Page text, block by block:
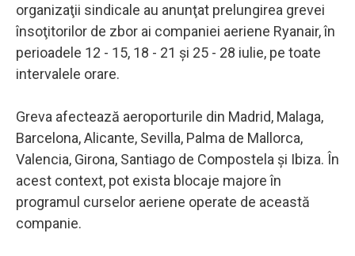
organizaţii sindicale au anunţat prelungirea grevei
însoţitorilor de zbor ai companiei aeriene Ryanair, în
perioadele 12 - 15, 18 - 21 şi 25 - 28 iulie, pe toate
intervalele orare.
Greva afectează aeroporturile din Madrid, Malaga,
Barcelona, Alicante, Sevilla, Palma de Mallorca,
Valencia, Girona, Santiago de Compostela şi Ibiza. În
acest context, pot exista blocaje majore în
programul curselor aeriene operate de această
companie.